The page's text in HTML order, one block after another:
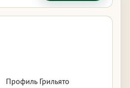
Профиль Грильято